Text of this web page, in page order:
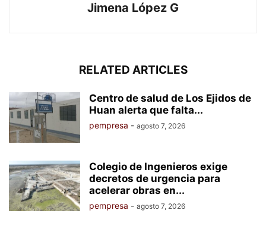
Jimena López G
RELATED ARTICLES
Centro de salud de Los Ejidos de
Huan alerta que falta...
pempresa - agosto 7, 2026
Colegio de Ingenieros exige
decretos de urgencia para
acelerar obras en...
pempresa - agosto 7, 2026